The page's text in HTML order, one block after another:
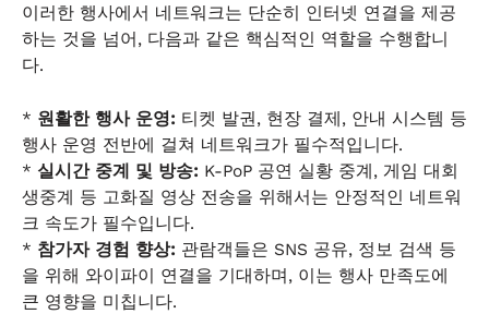
이러한 행사에서 네트워크는 단순히 인터넷 연결을 제공
하는 것을 넘어, 다음과 같은 핵심적인 역할을 수행합니
다.
* 원활한 행사 운영: 티켓 발권, 현장 결제, 안내 시스템 등
행사 운영 전반에 걸쳐 네트워크가 필수적입니다.
* 실시간 중계 및 방송: K-PoP 공연 실황 중계, 게임 대회
생중계 등 고화질 영상 전송을 위해서는 안정적인 네트워
크 속도가 필수입니다.
* 참가자 경험 향상: 관람객들은 SNS 공유, 정보 검색 등
을 위해 와이파이 연결을 기대하며, 이는 행사 만족도에
큰 영향을 미칩니다.